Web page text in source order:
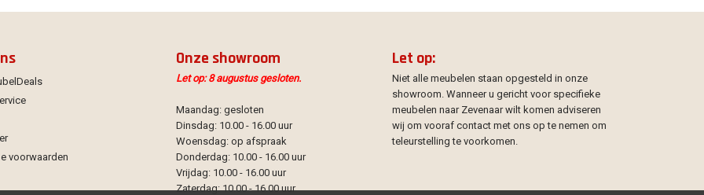
voorwaarden
Onze showroom
Let op: 8 augustus gesloten.
Maandag: gesloten
Dinsdag: 10.00 - 16.00 uur
Woensdag: op afspraak
Donderdag: 10.00 - 16.00 uur
Vrijdag: 10.00 - 16.00 uur
Zaterdag: 10.00 - 16.00 uur
Let op:
Niet alle meubelen staan opgesteld in onze
showroom. Wanneer u gericht voor specifieke
meubelen naar Zevenaar wilt komen adviseren
wij om vooraf contact met ons op te nemen om
teleurstelling te voorkomen.